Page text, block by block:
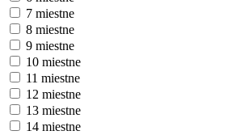
7 miestne
8 miestne
9 miestne
10 miestne
11 miestne
12 miestne
13 miestne
14 miestne